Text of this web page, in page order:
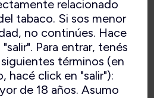
relacionado
tabaco. Si sos menor
no continúes. Hace
Para entrar, tenés
términos (en
hacé click en "salir"):
de 18 años. Asumo